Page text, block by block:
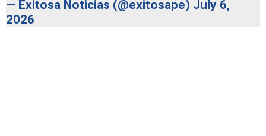
— Exitosa Noticias (@exitosape) July 6,
2026